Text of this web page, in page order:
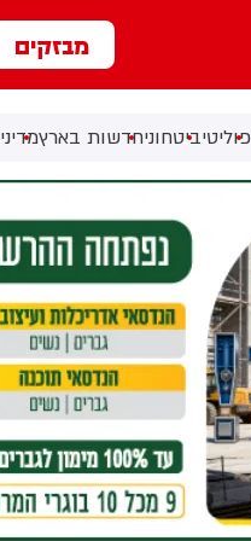
מבזקים
פוליטיביטחוניחדשות בארץמדיני